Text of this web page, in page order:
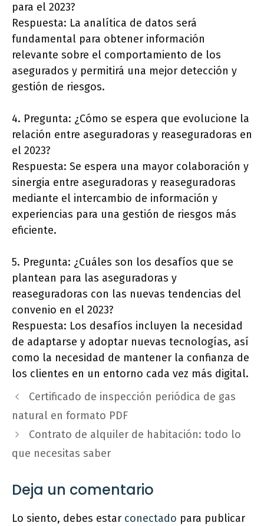
para el 2023?
Respuesta: La analítica de datos será
fundamental para obtener información
relevante sobre el comportamiento de los
asegurados y permitirá una mejor detección y
gestión de riesgos.
4. Pregunta: ¿Cómo se espera que evolucione la
relación entre aseguradoras y reaseguradoras en
el 2023?
Respuesta: Se espera una mayor colaboración y
sinergia entre aseguradoras y reaseguradoras
mediante el intercambio de información y
experiencias para una gestión de riesgos más
eficiente.
5. Pregunta: ¿Cuáles son los desafíos que se
plantean para las aseguradoras y
reaseguradoras con las nuevas tendencias del
convenio en el 2023?
Respuesta: Los desafíos incluyen la necesidad
de adaptarse y adoptar nuevas tecnologías, así
como la necesidad de mantener la confianza de
los clientes en un entorno cada vez más digital.
Certificado de inspección periódica de gas
natural en formato PDF
Contrato de alquiler de habitación: todo lo
que necesitas saber
Deja un comentario
Lo siento, debes estar conectado para publicar